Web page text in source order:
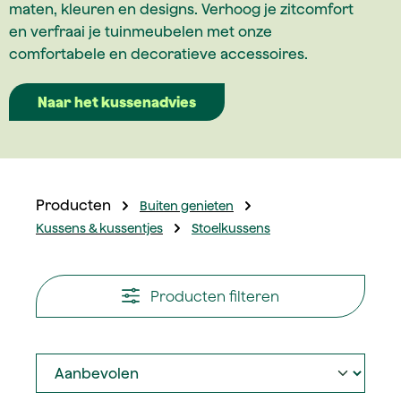
maten, kleuren en designs. Verhoog je zitcomfort
en verfraai je tuinmeubelen met onze
comfortabele en decoratieve accessoires.
Naar het kussenadvies
Producten
Buiten genieten
Kussens & kussentjes
Stoelkussens
Producten filteren